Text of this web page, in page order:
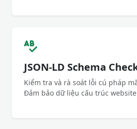
JSON-LD Schema
Kiểm tra và rà soát lỗi cú pháp
Đảm bảo dữ liệu cấu trúc